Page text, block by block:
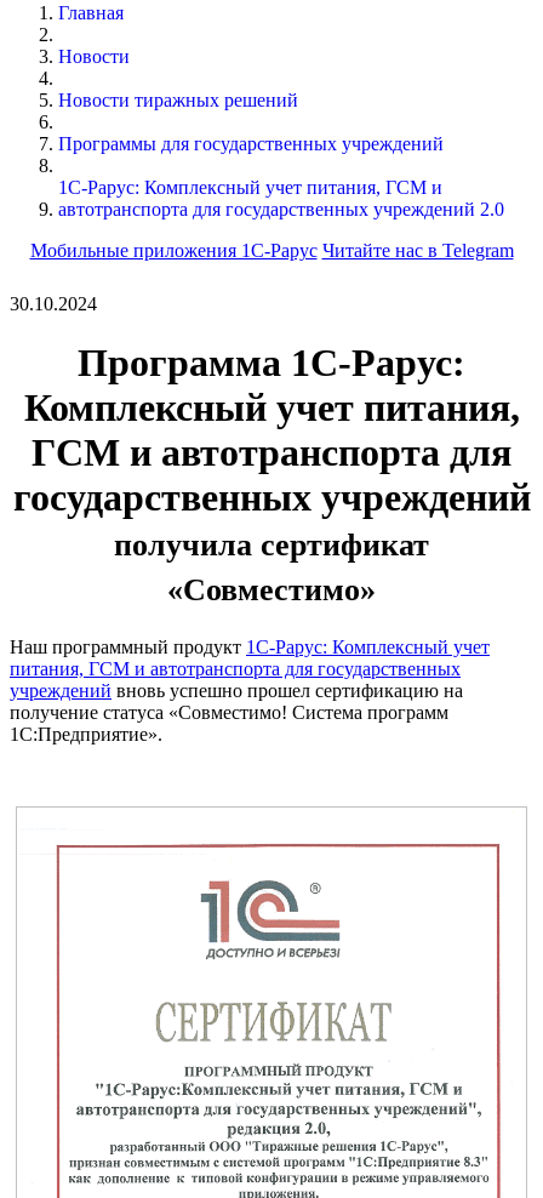
Главная
Новости
Новости тиражных решений
Программы для государственных учреждений
1С-Рарус: Комплексный учет питания, ГСМ и
автотранспорта для государственных учреждений 2.0
Мобильные приложения 1С-Рарус Читайте нас в Telegram
30.10.2024
Программа 1С-Рарус:
Комплексный учет питания,
ГСМ и автотранспорта для
государственных учреждений
получила сертификат
«Совместимо»
Наш программный продукт 1С-Рарус: Комплексный учет
питания, ГСМ и автотранспорта для государственных
учреждений вновь успешно прошел сертификацию на
получение статуса «Совместимо! Система программ
1С:Предприятие».